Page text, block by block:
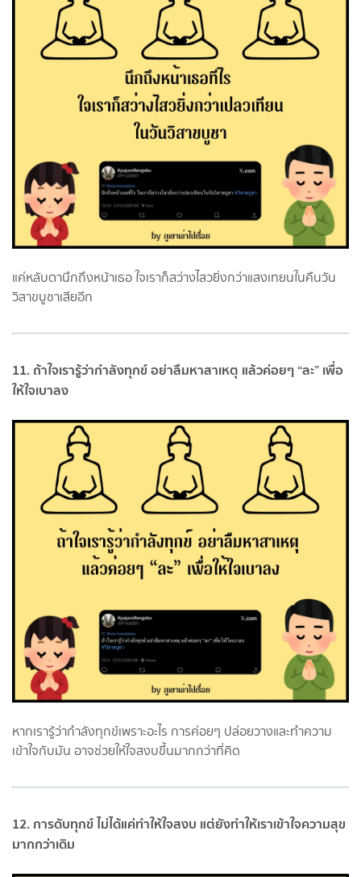
แค่หลับตานึกถึงหน้าเธอ ใจเราก็สว่างไสวยิ่งกว่าแสงเทยนในคืนวัน
วิสาขบูชาเสียอีก
11. ถ้าใจเรารู้ว่ากำลังทุกข์ อย่าลืมหาสาเหตุ แล้วค่อยๆ “ละ” เพื่อ
ให้ใจเบาลง
หากเรารู้ว่ากำลังทุกข์เพราะอะไร การค่อยๆ ปล่อยวางและทำความ
เข้าใจกับมัน อาจช่วยให้ใจสงบขึ้นมากกว่าที่คิด
12. การดับทุกข์ ไม่ได้แค่ทำให้ใจสงบ แต่ยังทำให้เราเข้าใจความสุข
มากกว่าเดิม